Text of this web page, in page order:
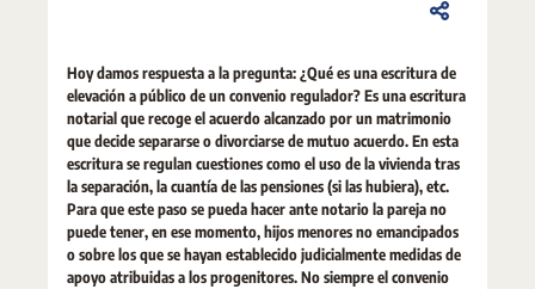
Hoy damos respuesta a la pregunta: ¿Qué es una escritura de
elevación a público de un convenio regulador? Es una escritura
notarial que recoge el acuerdo alcanzado por un matrimonio
que decide separarse o divorciarse de mutuo acuerdo. En esta
escritura se regulan cuestiones como el uso de la vivienda tras
la separación, la cuantía de las pensiones (si las hubiera), etc.
Para que este paso se pueda hacer ante notario la pareja no
puede tener, en ese momento, hijos menores no emancipados
o sobre los que se hayan establecido judicialmente medidas de
apoyo atribuidas a los progenitores. No siempre el convenio